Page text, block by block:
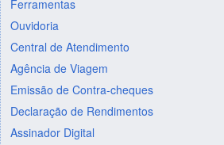
Ferramentas
Ouvidoria
Central de Atendimento
Agência de Viagem
Emissão de Contra-cheques
Declaração de Rendimentos
Assinador Digital